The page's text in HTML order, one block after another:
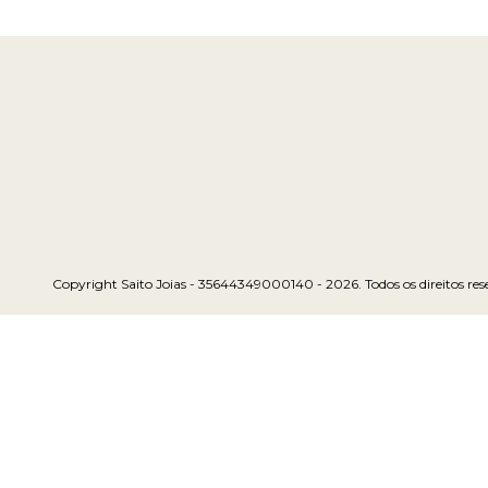
Copyright Saito Joias - 35644349000140 - 2026. Todos os direitos